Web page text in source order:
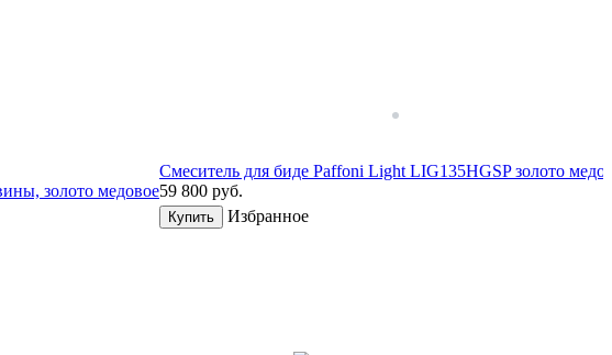
золото медовое
Смеситель для биде Paffoni Light LIG135HGSP золото
59 800 руб.
Купить Избранное